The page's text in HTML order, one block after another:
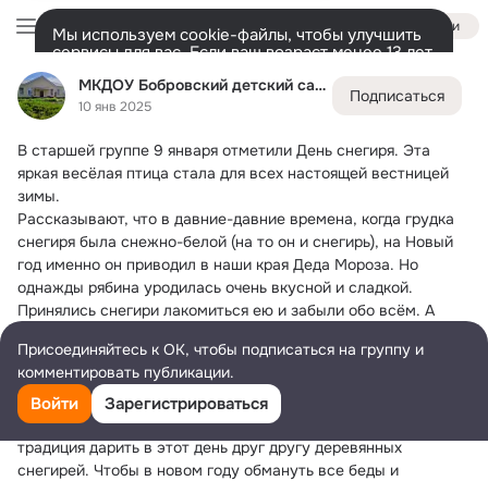
МКДОУ Бобровский детский сад №7 О.В.
10 янв 2025
Подписаться
В старшей группе 9 января отметили День снегиря. Эта
яркая весёлая птица стала для всех настоящей вестницей
зимы.
Рассказывают, что в давние-давние времена, когда грудка
снегиря была снежно-белой (на то он и снегирь), на Новый
год именно он приводил в наши края Деда Мороза. Но
однажды рябина уродилась очень вкусной и сладкой.
Принялись снегири лакомиться ею и забыли обо всём. А
Дед Мороз так и не пришёл. Стыдно стало снегирям за свою
оплошность. Вот они и покраснели. А может быть это сок
рябиновых ягод навсегда остался на их грудках. С тех пор
люди и отмечают День снегиря. В Японии существует
традиция дарить в этот день друг другу деревянных
снегирей. Чтобы в новом году обмануть все беды и
Войти
Мы используем cookie-файлы, чтобы улучшить
сервисы для вас. Если ваш возраст менее 13 лет,
настроить cookie-файлы должен ваш законный
представитель.Больше информации
Разрешить все
МКДОУ Бобровский детский сад №7 О.В.
Лента
Дополнительная
колонка
Всё Обсуждаемые
Присоединяйтесь к ОК, чтобы подписаться на группу и
комментировать публикации.
Войти Зарегистрироваться